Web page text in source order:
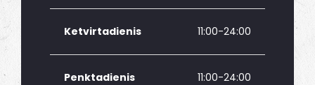
Ketvirtadienis 11:00-24:00
Penktadienis 11:00-24:00